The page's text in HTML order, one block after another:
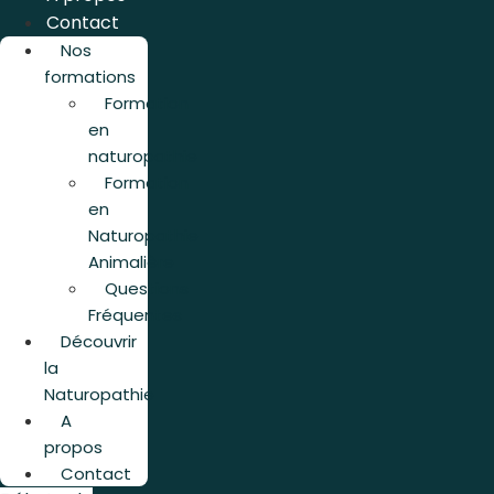
Contact
Nos
formations
Formation
en
naturopathie
Formation
en
Naturopathie
Animalière
Questions
Fréquentes
Découvrir
la
Naturopathie
A
propos
Contact